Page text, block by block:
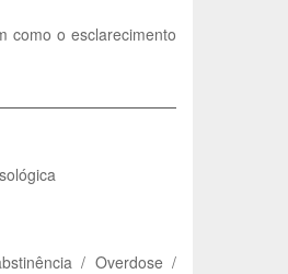
como o esclarecimento
/ Overdose /